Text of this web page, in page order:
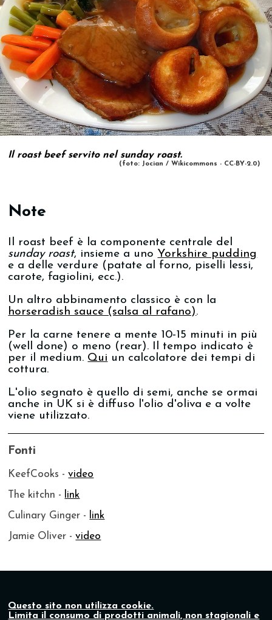
Il roast beef servito nel sunday roast.
(foto: Jocian / Wikicommons - CC-BY-2.0)
Note
Il roast beef è la componente centrale del
sunday roast, insieme a uno Yorkshire pudding
e a delle verdure (patate al forno, piselli lessi,
carote, fagiolini, ecc.).
Un altro abbinamento classico è con la
horseradish sauce (salsa al rafano).
Per la carne tenere a mente 10-15 minuti in più
(well done) o meno (rear). Il tempo indicato è
per il medium. Qui un calcolatore dei tempi di
cottura.
L'olio segnato è quello di semi, anche se ormai
anche in UK si è diffuso l'olio d'oliva e a volte
viene utilizzato.
Fonti
KeefCooks -video
The kitchn - link
Culinary Ginger - link
Jamie Oliver -video
Questo sito non utilizza cookie.
Limita il consumo di prodotti animali, non stagionali e